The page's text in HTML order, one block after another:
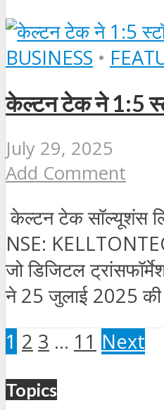
BUSINESS •
केल्टन टेक ने 1:5
July 29, 2025
Add Comment
केल्टन टेक सॉल्यूशंस
NSE:
जो डिजिटल
ने 25 जुलाई 2025 की
1 2 3 … 11 Next
Topics